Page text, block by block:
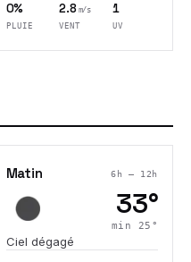
0%
PLUIE
2.8 m/s
VENT
1
UV
Matin 6h – 12h
33°
min 25 °
Ciel dégagé